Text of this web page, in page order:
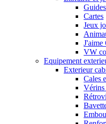
Guides
Cartes
Jeux
J'aime
VW
Equipement
Exterieur
Cales
Vérins